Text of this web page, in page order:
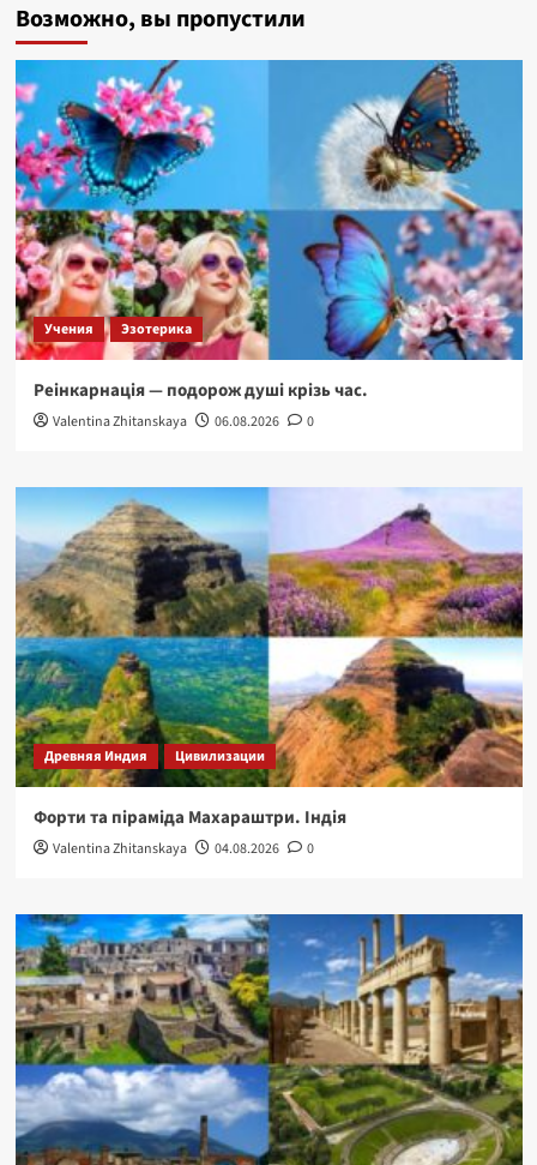
живем
компьютерной
симуляции!?
Возможно, вы пропустили
Учения Эзотерика
Реінкарнація — подорож душі крізь час.
Valentina Zhitanskaya 06.08.2026 0
Древняя Индия Цивилизации
Форти та піраміда Махараштри. Індія
Valentina Zhitanskaya 04.08.2026 0